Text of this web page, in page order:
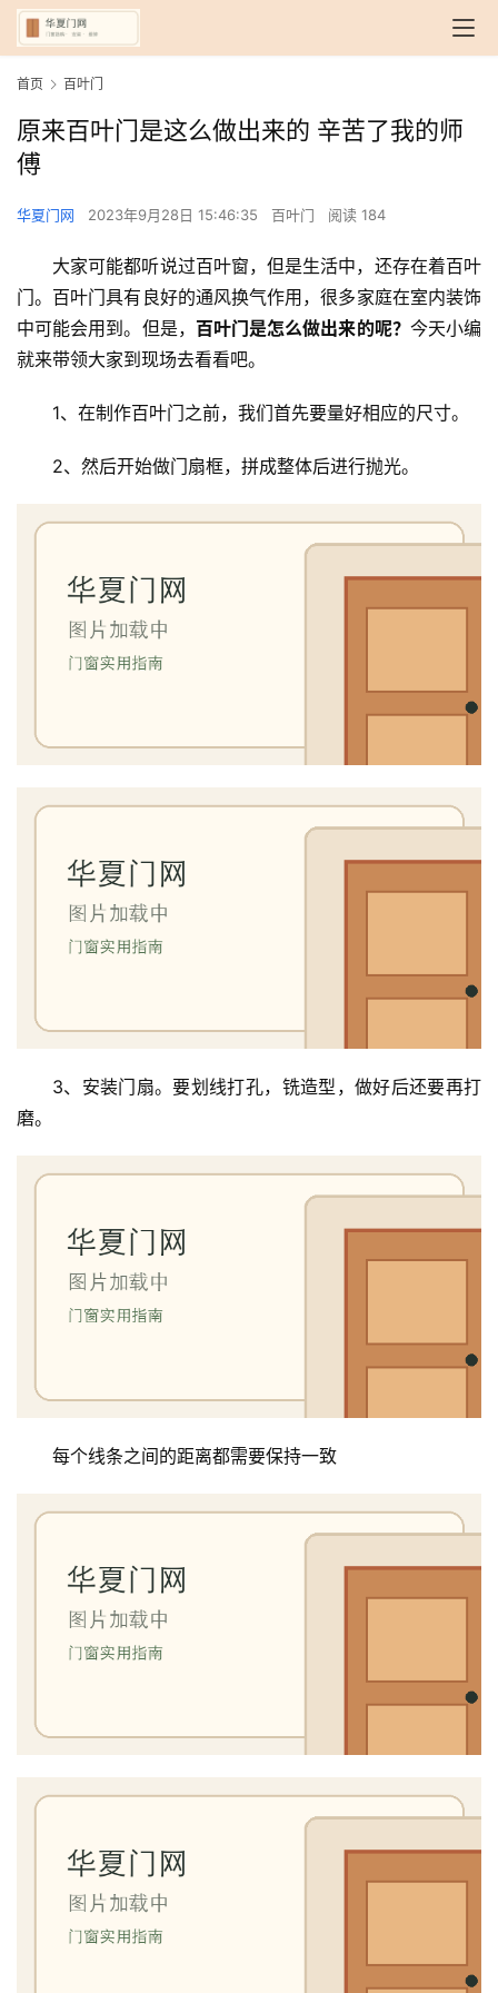
首页 百叶门
原来百叶门是这么做出来的 辛苦了我的师
傅
华夏门网 2023年9月28日 15:46:35 百叶门 阅读 184
大家可能都听说过百叶窗，但是生活中，还存在着百叶
门。百叶门具有良好的通风换气作用，很多家庭在室内装饰
中可能会用到。但是， 百叶门是怎么做出来的呢？ 今天小编
就来带领大家到现场去看看吧。
1、在制作百叶门之前，我们首先要量好相应的尺寸。
2、然后开始做门扇框，拼成整体后进行抛光。
3、安装门扇。要划线打孔，铣造型，做好后还要再打
磨。
每个线条之间的距离都需要保持一致